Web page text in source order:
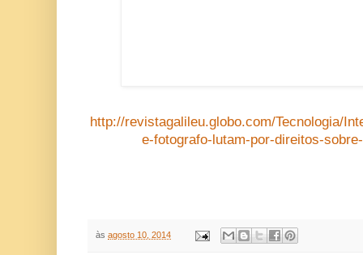
http://revistagalileu.globo.com/Tecnologia/
e-fotografo-lutam-por-direitos-
às agosto 10, 2014